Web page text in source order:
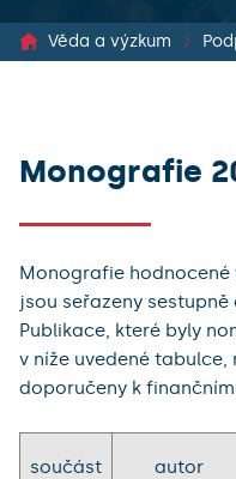
Věda a výzkum
Monografie
Monografie hodnocené
jsou seřazeny
Publikace, které byly
v níže uvedené
doporučeny k
součást autor